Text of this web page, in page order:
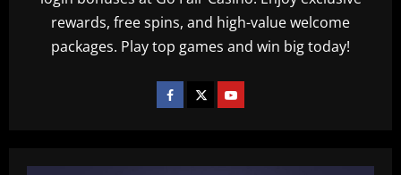
rewards, free spins, and high-value welcome
packages. Play top games and win big today!